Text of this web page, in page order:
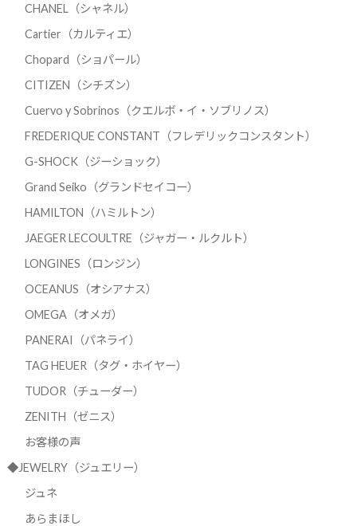
CHANEL（シャネル）
Cartier（カルティエ）
Chopard（ショパール）
CITIZEN（シチズン）
Cuervo y Sobrinos（クエルボ・イ・ソブリノス）
FREDERIQUE CONSTANT（フレデリックコンスタント）
G-SHOCK（ジーショック）
Grand Seiko（グランドセイコー）
HAMILTON（ハミルトン）
JAEGER LECOULTRE（ジャガー・ルクルト）
LONGINES（ロンジン）
OCEANUS（オシアナス）
OMEGA（オメガ）
PANERAI（パネライ）
TAG HEUER（タグ・ホイヤー）
TUDOR（チューダー）
ZENITH（ゼニス）
お客様の声
◆JEWELRY（ジュエリー）
ジュネ
あらまほし